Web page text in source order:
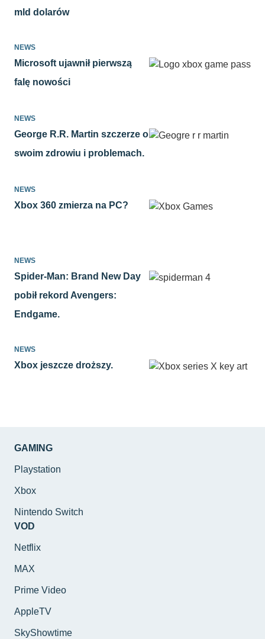
mld dolarów
NEWS
Microsoft ujawnił pierwszą
falę nowości
NEWS
George R.R. Martin szczerze o
swoim zdrowiu i problemach.
NEWS
Xbox 360 zmierza na PC?
NEWS
Spider-Man: Brand New Day
pobił rekord Avengers:
Endgame.
NEWS
Xbox jeszcze droższy.
GAMING
Playstation
Xbox
Nintendo Switch
VOD
Netflix
MAX
Prime Video
AppleTV
SkyShowtime